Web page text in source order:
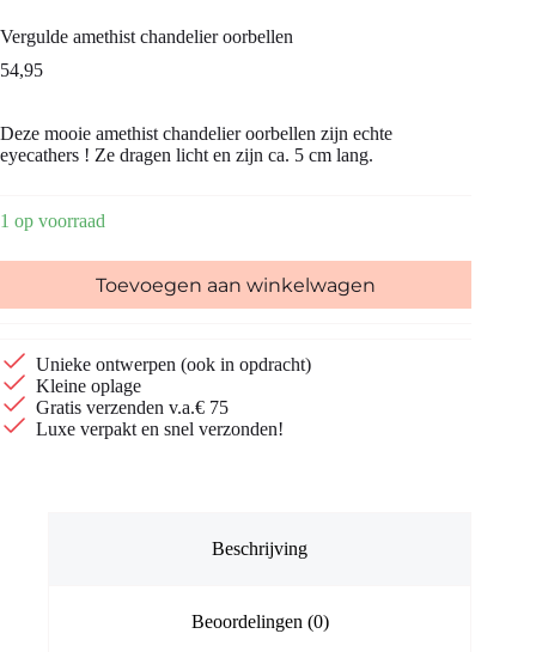
Vergulde amethist chandelier oorbellen
54,95
Deze mooie amethist chandelier oorbellen zijn echte
eyecathers ! Ze dragen licht en zijn ca. 5 cm lang.
1 op voorraad
Toevoegen aan winkelwagen
Unieke ontwerpen (ook in opdracht)
Kleine oplage
Gratis verzenden v.a.€ 75
Luxe verpakt en snel verzonden!
Beschrijving
Beoordelingen (0)